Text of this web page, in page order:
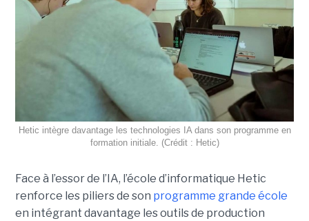
Hetic intègre davantage les technologies IA dans son programme en
formation initiale. (Crédit : Hetic)
Face à l’essor de l’IA, l’école d’informatique Hetic
renforce les piliers de son programme grande école
en intégrant davantage les outils de production